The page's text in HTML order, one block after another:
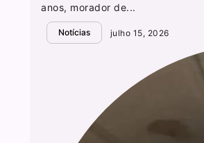
anos, morador de...
Notícias julho 15, 2026